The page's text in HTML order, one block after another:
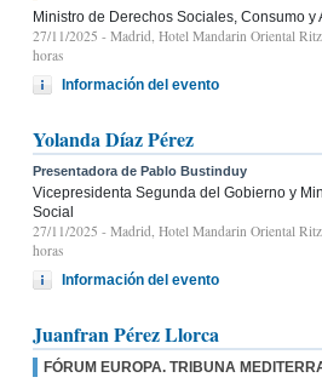
Ministro de Derechos Sociales, Consumo y
27/11/2025 - Madrid, Hotel Mandarin Oriental
horas
Información del evento
Yolanda Díaz Pérez
Presentadora de Pablo Bustinduy
Vicepresidenta Segunda del Gobierno y
Social
27/11/2025 - Madrid, Hotel Mandarin Oriental
horas
Información del evento
Juanfran Pérez Llorca
FÓRUM EUROPA. TRIBUNA